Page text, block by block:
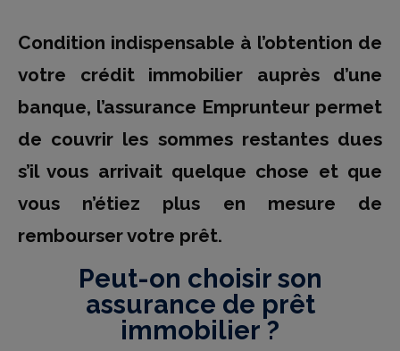
Condition indispensable à l’obtention de
votre crédit immobilier auprès d’une
banque, l’assurance Emprunteur permet
de couvrir les sommes restantes dues
s’il vous arrivait quelque chose et que
vous n’étiez plus en mesure de
rembourser votre prêt.
Peut-on choisir son
assurance de prêt
immobilier ?